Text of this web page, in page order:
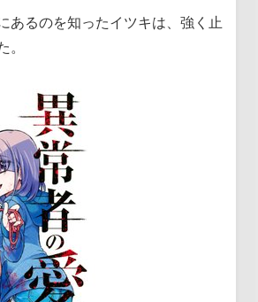
あるのを知ったイツキは、強く止
。